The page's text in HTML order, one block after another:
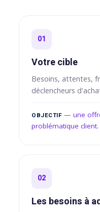
01
Votre cible
Besoins, attentes,
déclencheurs
OBJECTIF — une
problématique client.
02
Les besoins à